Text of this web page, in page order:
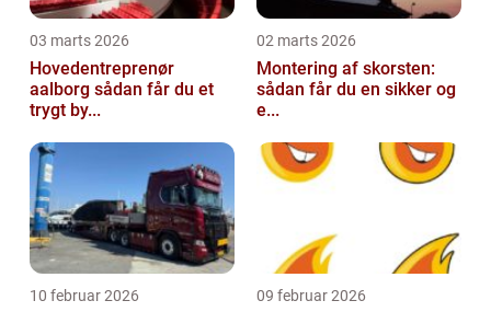
03 marts 2026
Hovedentreprenør
aalborg sådan får du et
trygt by...
02 marts 2026
Montering af skorsten:
sådan får du en sikker og
e...
10 februar 2026 09 februar 2026